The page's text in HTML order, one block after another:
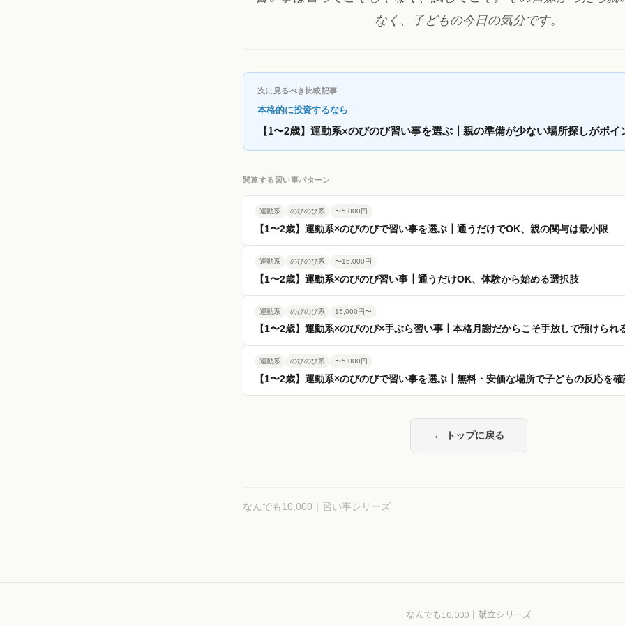
なく、子どもの今日の気分です。
次に見るべき比較記事
本格的に投資するなら
【1〜2歳】運動系×のびのび習い事を選ぶ┃親の準備が少ない場所探しがポイ
関連する習い事パターン
運動系 のびのび系 〜5,000円
【1〜2歳】運動系×のびのびで習い事を選ぶ┃通うだけでOK、親の関与は最小限
運動系 のびのび系 〜15,000円
【1〜2歳】運動系×のびのび習い事┃通うだけOK、体験から始める選択肢
運動系 のびのび系 15,000円〜
【1〜2歳】運動系×のびのび×手ぶら習い事┃本格月謝だからこそ手放しで預けられ
運動系 のびのび系 〜5,000円
【1〜2歳】運動系×のびのびで習い事を選ぶ┃無料・安価な場所で子どもの反応を確
← トップに戻る
なんでも10,000｜習い事シリーズ
なんでも10,000｜献立シリーズ